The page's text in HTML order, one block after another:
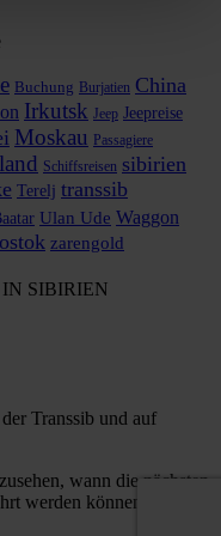
Buchung Burjatien China
Irkutsk Jeep Jeepreise
Moskau Passagiere
Schiffsreisen sibirien
Terelj transsib
Ulan Ude Waggon
zarengold
SIBIRIEN
Transsib und auf
wann die nächsten
werden können.